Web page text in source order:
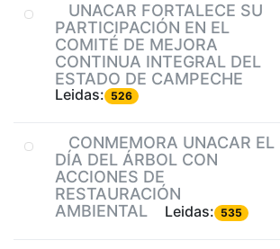
UNACAR FORTALECE SU
PARTICIPACIÓN EN EL
COMITÉ DE MEJORA
CONTINUA INTEGRAL DEL
ESTADO DE CAMPECHE
Leidas: 526
CONMEMORA UNACAR EL
DÍA DEL ÁRBOL CON
ACCIONES DE
RESTAURACIÓN
AMBIENTAL
Leidas: 535